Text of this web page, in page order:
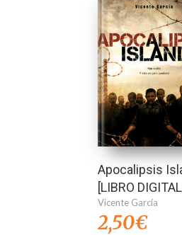
Apocalipsis
[LIBRO
Vicente García
2,50€